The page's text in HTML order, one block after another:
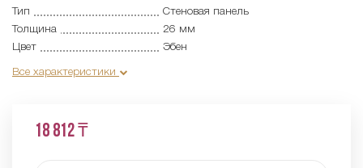
Тип
Cтеновая панель
Толщина
26 мм
Цвет
Эбен
Все характеристики
18 812 ₸